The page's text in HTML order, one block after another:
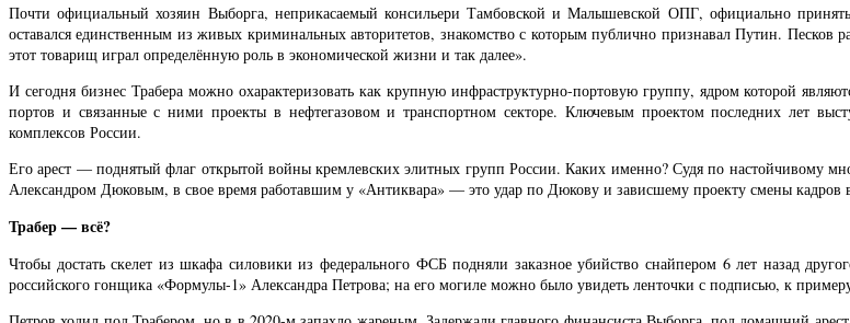
Почти официальный хозяин Выборга, неприкасаемый консильери Тамбовской и Малышевской ОПГ, официально
оставался единственным из живых криминальных авторитетов, знакомство с которым публично признавал Путин. Песков
этот товарищ играл определённую роль в экономической жизни и так далее».
И сегодня бизнес Трабера можно охарактеризовать как крупную инфраструктурно-портовую группу, ядром которой
портов и связанные с ними проекты в нефтегазовом и транспортном секторе. Ключевым проектом последних лет
комплексов России.
Его арест — поднятый флаг открытой войны кремлевских элитных групп России. Каких именно? Судя по настойчивому
Александром Дюковым, в свое время работавшим у «Антиквара» — это удар по Дюкову и зависшему проекту смены кадров
Трабер — всё?
Чтобы достать скелет из шкафа силовики из федерального ФСБ подняли заказное убийство снайпером 6 лет назад
российского гонщика «Формулы-1» Александра Петрова; на его могиле можно было увидеть ленточки с подписью, к